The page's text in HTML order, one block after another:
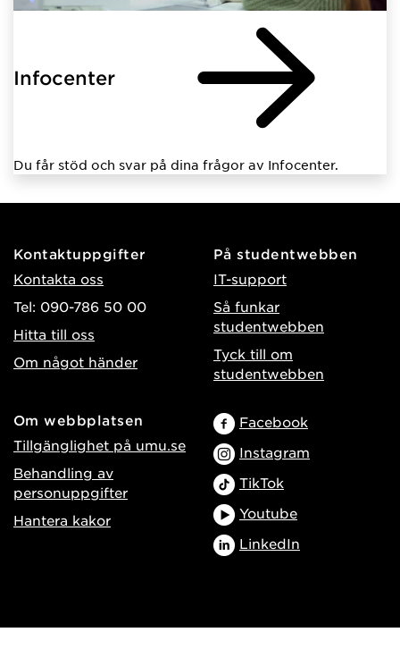
Infocenter
Du får stöd och svar på dina frågor av Infocenter.
Kontaktuppgifter
Kontakta oss
Tel: 090-786 50 00
Hitta till oss
Om något händer
På studentwebben
IT-support
Så funkar
studentwebben
Tyck till om
studentwebben
Om webbplatsen
Tillgänglighet på umu.se
Behandling av
personuppgifter
Hantera kakor
Facebook
Instagram
TikTok
Youtube
LinkedIn